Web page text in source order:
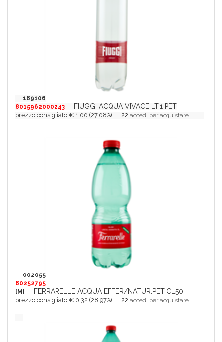
189106
8015962000243
FIUGGI ACQUA VIVACE LT.1 PET
prezzo consigliato € 1.00 (27.08%) 22 accedi per acquistare
002055
80252795
[M]
FERRARELLE ACQUA EFFER/NATUR.PET CL50
prezzo consigliato € 0.32 (28.97%) 22 accedi per acquistare